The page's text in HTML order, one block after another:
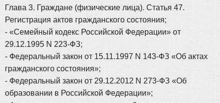
Глава 3. Граждане (физические лица). Статья 47.
Регистрация актов гражданского состояния;
- «Семейный кодекс Российской Федерации» от
29.12.1995 N 223-ФЗ;
- Федеральный закон от 15.11.1997 N 143-ФЗ «Об актах
гражданского состояния»;
- Федеральный закон от 29.12.2012 N 273-ФЗ «Об
образовании в Российской Федерации»;